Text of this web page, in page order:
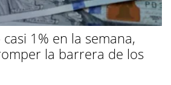
1% en la semana,
la barrera de los